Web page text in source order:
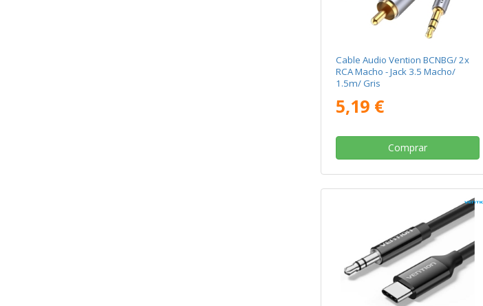
Cable Audio Vention BCNBG/ 2x
RCA Macho - Jack 3.5 Macho/
1.5m/ Gris
5,19 €
Comprar